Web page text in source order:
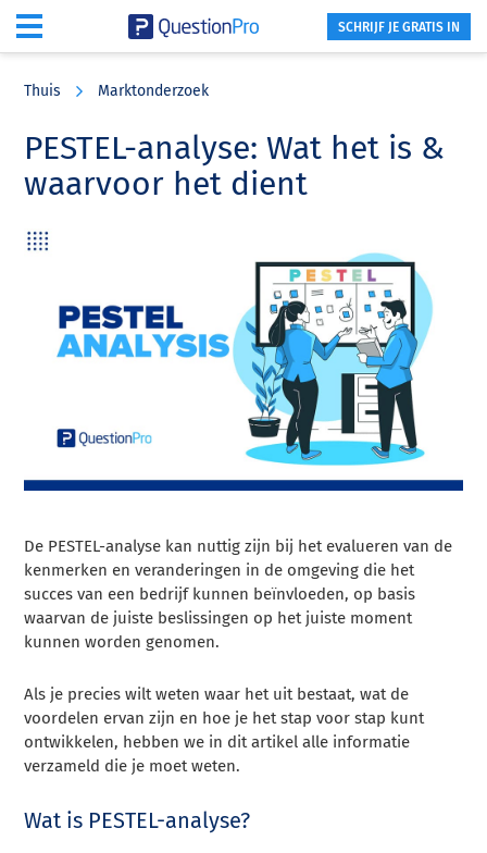
content
sidebar
SCHRIJF JE GRATIS IN
Thuis Marktonderzoek
PESTEL-analyse: Wat het is &
waarvoor het dient
De PESTEL-analyse kan nuttig zijn bij het evalueren van de
kenmerken en veranderingen in de omgeving die het
succes van een bedrijf kunnen beïnvloeden, op basis
waarvan de juiste beslissingen op het juiste moment
kunnen worden genomen.
Als je precies wilt weten waar het uit bestaat, wat de
voordelen ervan zijn en hoe je het stap voor stap kunt
ontwikkelen, hebben we in dit artikel alle informatie
verzameld die je moet weten.
Wat is PESTEL-analyse?